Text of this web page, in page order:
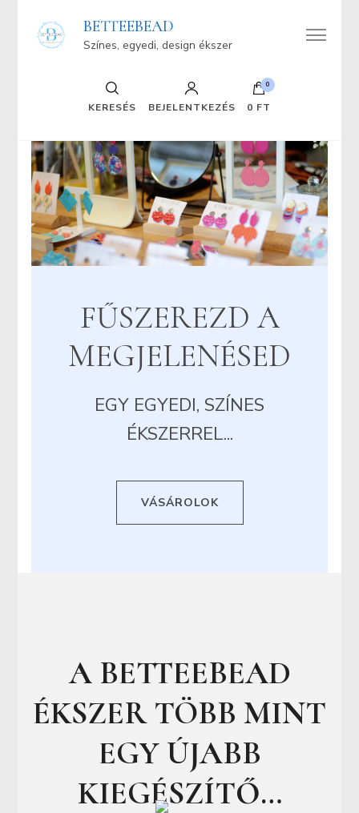
BETTEEBEAD
Színes, egyedi, design ékszer
KERESÉS BEJELENTKEZÉS
0
0 FT
FŰSZEREZD A
MEGJELENÉSED
EGY EGYEDI, SZÍNES
ÉKSZERREL...
VÁSÁROLOK
A BETTEEBEAD
ÉKSZER TÖBB MINT
EGY ÚJABB
KIEGÉSZÍTŐ…